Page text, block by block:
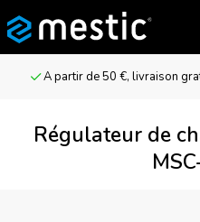
A partir de 50 €, livraison
Régulateur de